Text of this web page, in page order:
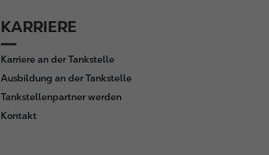
KARRIERE
Karriere an der Tankstelle
Ausbildung an der Tankstelle
Tankstellenpartner werden
Kontakt